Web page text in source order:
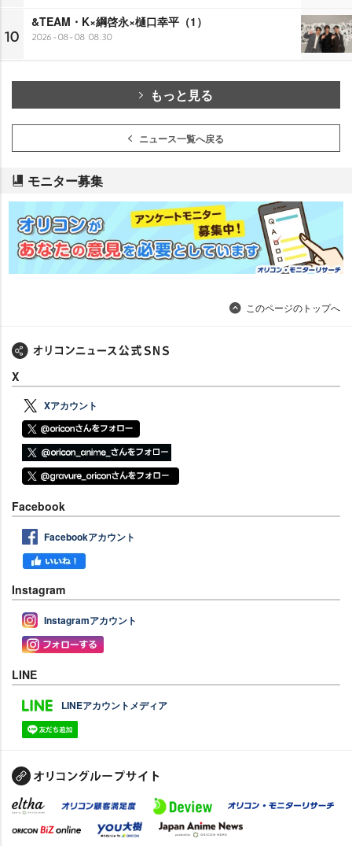
10
&TEAM・K×綱啓永×樋口幸平（1）
2026-08-08 08:30
もっと見る
ニュース一覧へ戻る
モニター募集
このページのトップへ
X
Xアカウント
Facebook
Facebookアカウント
Instagram
Instagramアカウント
LINE
LINEアカウントメディア